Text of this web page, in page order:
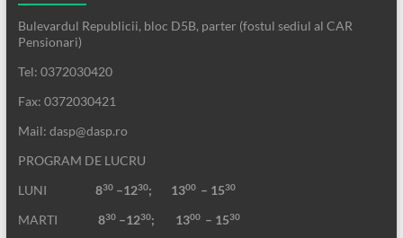
Bulevardul Republicii, bloc D5B, parter (fostul sediul al CAR
Pensionari)
Tel: 0372030420
Fax: 0372030421
Mail: dasp@dasp.ro
PROGRAM DE LUCRU
LUNI
830–1230; 1300 – 1530
MARTI 830–1230; 1300 – 1530